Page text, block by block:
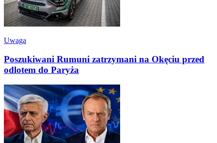
Uwaga
Poszukiwani Rumuni zatrzymani na Okęciu przed
odlotem do Paryża